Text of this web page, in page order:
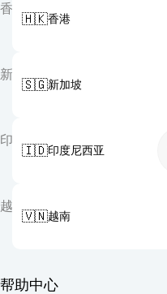
香
🇭🇰香港
新
🇸🇬新加坡
印
🇮🇩印度尼西亚
越
🇻🇳越南
帮助中心